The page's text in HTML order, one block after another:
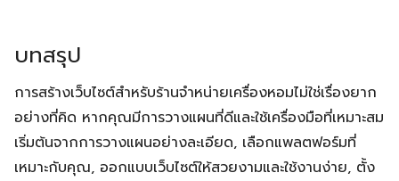
บทสรุป
การสร้างเว็บไซต์สำหรับร้านจำหน่ายเครื่องหอมไม่ใช่เรื่องยาก
อย่างที่คิด หากคุณมีการวางแผนที่ดีและใช้เครื่องมือที่เหมาะสม
เริ่มต้นจากการวางแผนอย่างละเอียด, เลือกแพลตฟอร์มที่
เหมาะกับคุณ, ออกแบบเว็บไซต์ให้สวยงามและใช้งานง่าย, ตั้ง